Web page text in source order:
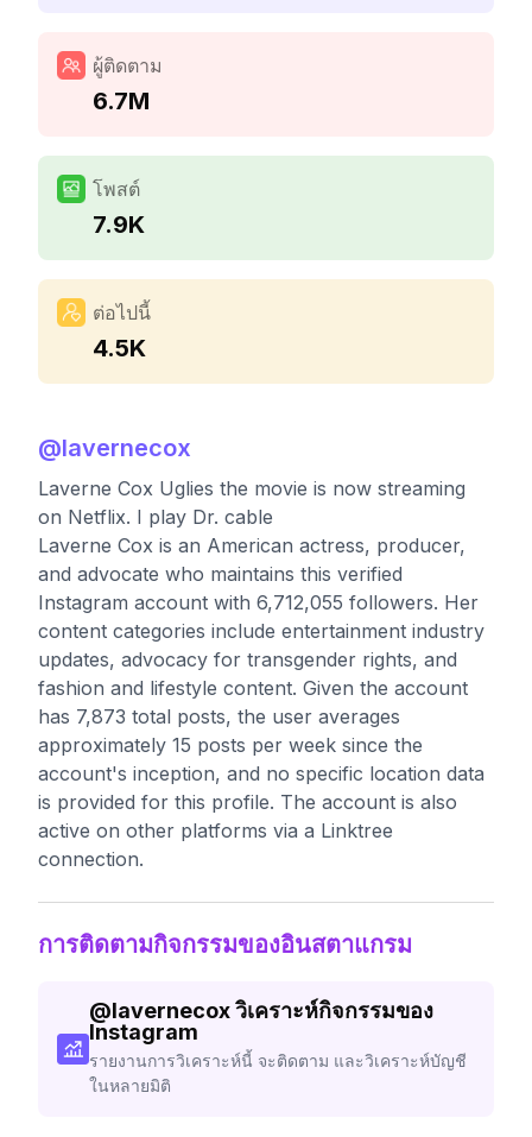
ผู้ติดตาม
6.7M
โพสต์
7.9K
ต่อไปนี้
4.5K
@lavernecox
Laverne Cox Uglies the movie is now streaming
on Netflix. I play Dr. cable
Laverne Cox is an American actress, producer,
and advocate who maintains this verified
Instagram account with 6,712,055 followers. Her
content categories include entertainment industry
updates, advocacy for transgender rights, and
fashion and lifestyle content. Given the account
has 7,873 total posts, the user averages
approximately 15 posts per week since the
account's inception, and no specific location data
is provided for this profile. The account is also
active on other platforms via a Linktree
connection.
การติดตามกิจกรรมของอินสตาแกรม
@lavernecoxวิเคราะห์กิจกรรมของ
Instagram
รายงานการวิเคราะห์นี้ จะติดตาม และวิเคราะห์บัญชี
ในหลายมิติ